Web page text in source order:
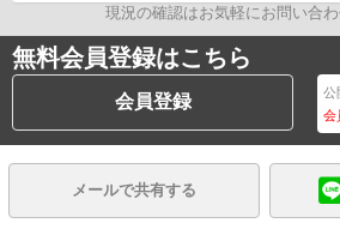
現況の確認はお気軽にお問い合わ
無料会員登録はこちら
会員登録 公
会
メールで共有する